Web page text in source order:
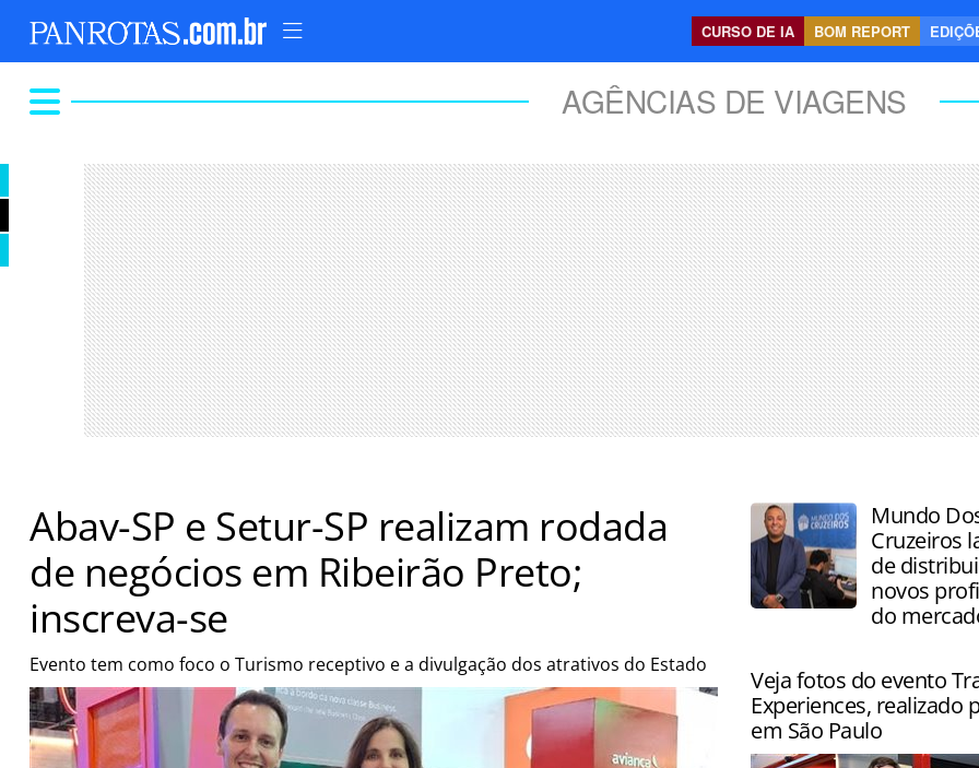
CURSO DE IA BOM REPORT
AGÊNCIAS DE VIAGENS
FIQUE LIGADO
Abav-SP e Setur-SP realizam rodada
de negócios em Ribeirão Preto;
inscreva-se
Evento tem como foco o Turismo receptivo e a divulgação dos atrativos do Estado
Mundo
Cruzeiros
de
novos
do
Veja fotos do evento
Experiences, realizado
em São Paulo